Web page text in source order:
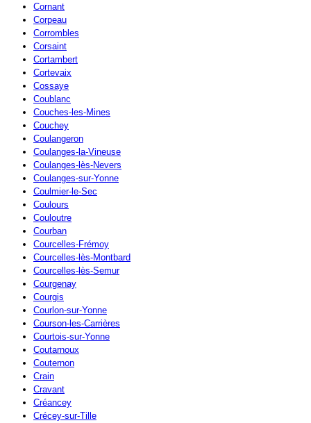
Cornant
Corpeau
Corrombles
Corsaint
Cortambert
Cortevaix
Cossaye
Coublanc
Couches-les-Mines
Couchey
Coulangeron
Coulanges-la-Vineuse
Coulanges-lès-Nevers
Coulanges-sur-Yonne
Coulmier-le-Sec
Coulours
Couloutre
Courban
Courcelles-Frémoy
Courcelles-lès-Montbard
Courcelles-lès-Semur
Courgenay
Courgis
Courlon-sur-Yonne
Courson-les-Carrières
Courtois-sur-Yonne
Coutarnoux
Couternon
Crain
Cravant
Créancey
Crécey-sur-Tille